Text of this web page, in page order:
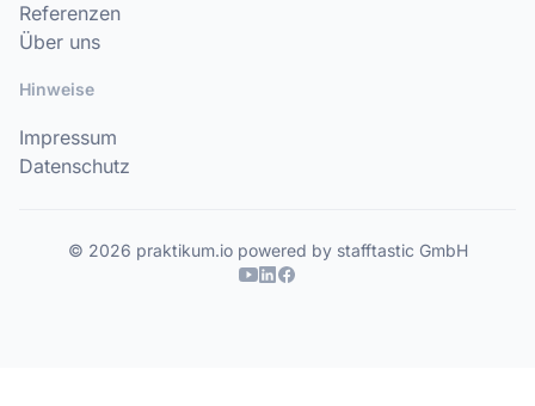
Referenzen
Über uns
Hinweise
Impressum
Datenschutz
© 2026 praktikum.io powered by stafftastic GmbH